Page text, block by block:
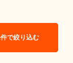
で絞り込む